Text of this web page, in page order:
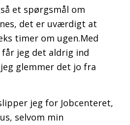
et spørgsmål om
det er uværdigt at
timer om ugen.Med
jeg det aldrig ind
glemmer det jo fra
jeg for Jobcenteret,
selvom min